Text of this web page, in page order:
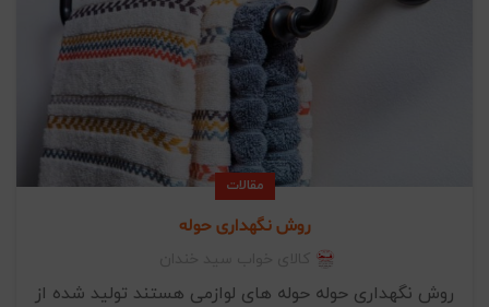
مقالات
روش نگهداری حوله
روش نگهداری حوله حوله های لوازمی هستند تولید شده از